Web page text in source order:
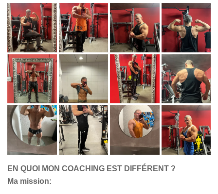
EN QUOI MON COACHING EST DIFFÉRENT ?​
Ma mission: